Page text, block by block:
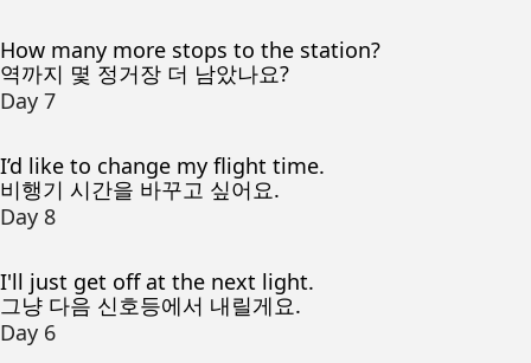
How many more stops to the station?
역까지 몇 정거장 더 남았나요?
Day 7
I’d like to change my flight time.
비행기 시간을 바꾸고 싶어요.
Day 8
I'll just get off at the next light.
그냥 다음 신호등에서 내릴게요.
Day 6